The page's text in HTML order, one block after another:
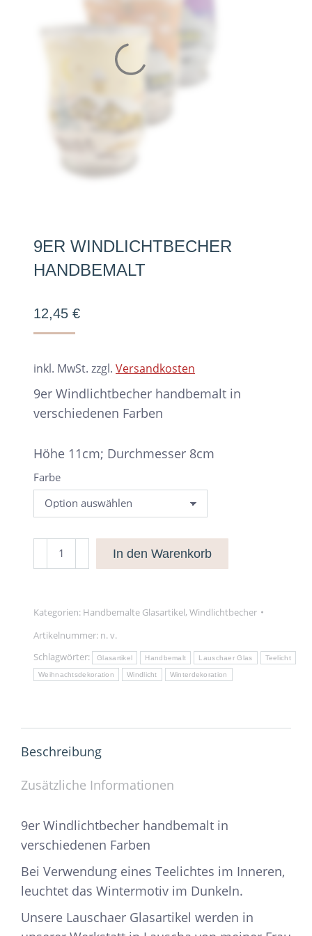
9ER WINDLICHTBECHER
HANDBEMALT
12,45 €
inkl. MwSt. zzgl. Versandkosten
9er Windlichtbecher handbemalt in
verschiedenen Farben
Höhe 11cm; Durchmesser 8cm
Farbe
Windlichtbecher
Menge
In den Warenkorb
Kategorien: Handbemalte Glasartikel, Windlichtbecher
Artikelnummer: n. v.
Schlagwörter:
Glasartikel Handbemalt Lauschaer Glas Teelicht
Weihnachtsdekoration Windlicht Winterdekoration
Beschreibung
Zusätzliche Informationen
9er Windlichtbecher handbemalt in
verschiedenen Farben
Bei Verwendung eines Teelichtes im Inneren,
leuchtet das Wintermotiv im Dunkeln.
Unsere Lauschaer Glasartikel werden in